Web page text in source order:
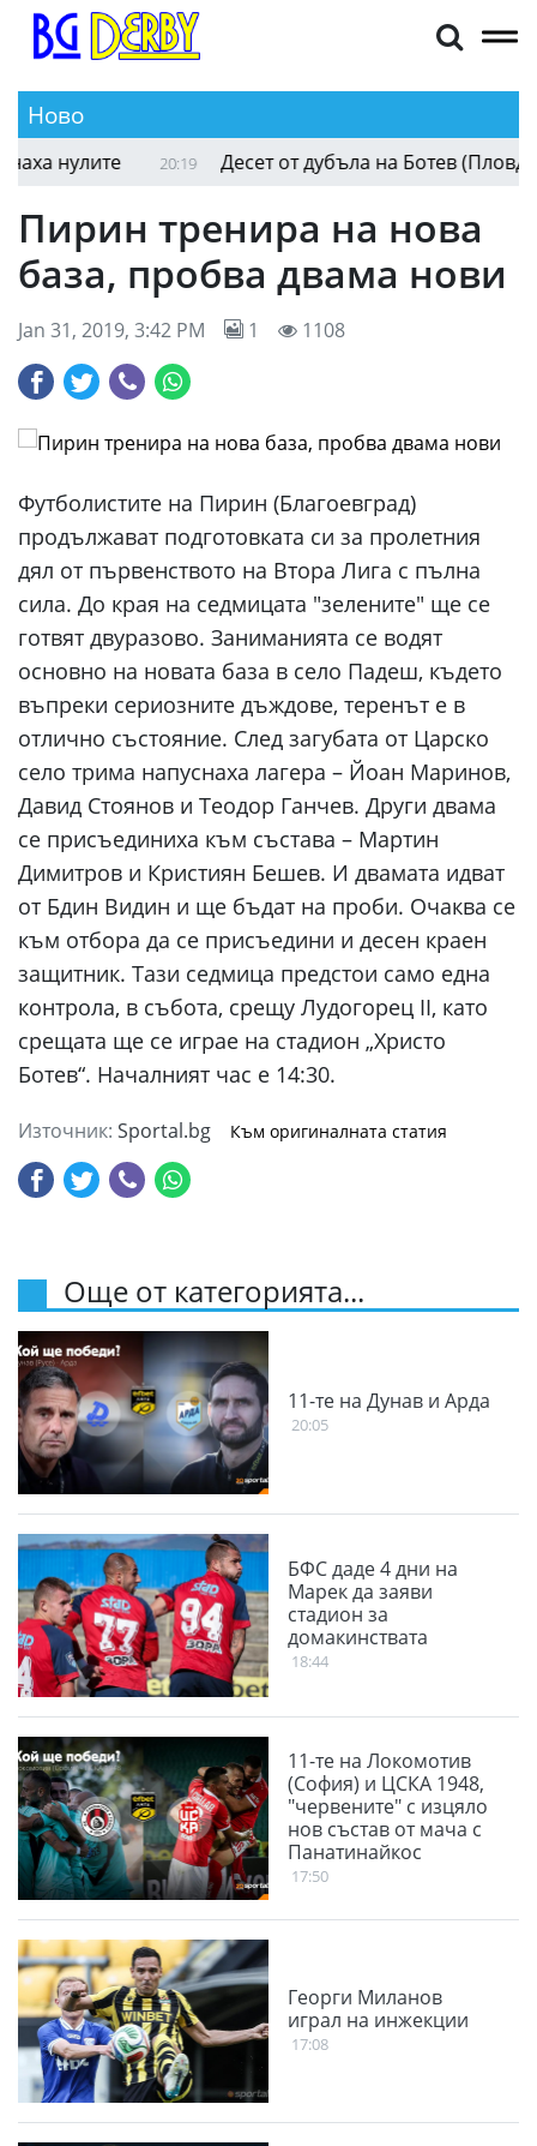
Ново
нулите 20:19 Десет от дубъла на Ботев (Пловдив)
Пирин тренира на нова
база, пробва двама нови
Jan 31, 2019, 3:42 PM 1 1108
Футболистите на Пирин (Благоевград)
продължават подготовката си за пролетния
дял от първенството на Втора Лига с пълна
сила. До края на седмицата "зелените" ще се
готвят двуразово. Заниманията се водят
основно на новата база в село Падеш, където
въпреки сериозните дъждове, теренът е в
отлично състояние. След загубата от Царско
село трима напуснаха лагера – Йоан Маринов,
Давид Стоянов и Теодор Ганчев. Други двама
се присъединиха към състава – Мартин
Димитров и Кристиян Бешев. И двамата идват
от Бдин Видин и ще бъдат на проби. Очаква се
към отбора да се присъедини и десен краен
защитник. Тази седмица предстои само една
контрола, в събота, срещу Лудогорец II, като
срещата ще се играе на стадион „Христо
Ботев“. Началният час е 14:30.
Източник: Sportal.bg Към оригиналната статия
Още от категорията...
11-те на Дунав и Арда
20:05
БФС даде 4 дни на
Марек да заяви
стадион за
домакинствата
18:44
11-те на Локомотив
(София) и ЦСКА 1948,
"червените" с изцяло
нов състав от мача с
Панатинайкос
17:50
Георги Миланов
играл на инжекции
17:08